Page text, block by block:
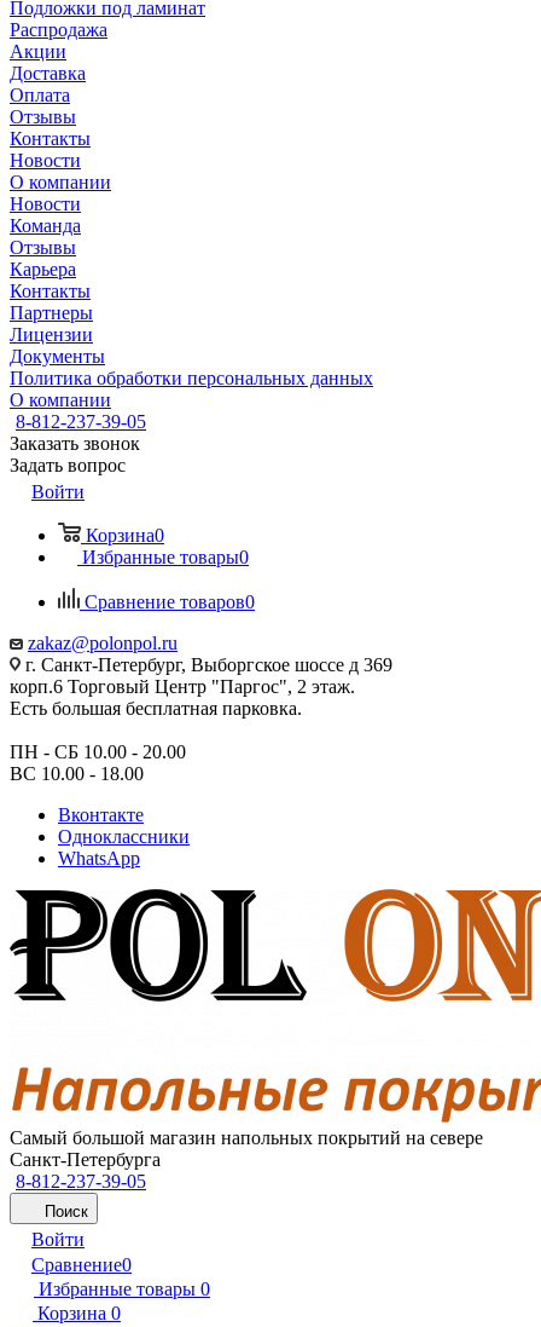
Подложки под ламинат
Распродажа
Акции
Доставка
Оплата
Отзывы
Контакты
Новости
О компании
Новости
Команда
Отзывы
Карьера
Контакты
Партнеры
Лицензии
Документы
Политика обработки персональных данных
О компании
8-812-237-39-05
Заказать звонок
Задать вопрос
Войти
Корзина0
Избранные товары0
Сравнение товаров0
zakaz@polonpol.ru
г. Санкт-Петербург, Выборгское шоссе д 369
корп.6 Торговый Центр "Паргос", 2 этаж.
Есть большая бесплатная парковка.
ПН - СБ 10.00 - 20.00
ВС 10.00 - 18.00
Вконтакте
Одноклассники
WhatsApp
Самый большой магазин напольных покрытий на севере
Санкт-Петербурга
8-812-237-39-05
Поиск
Войти
Сравнение0
Избранные товары 0
Корзина 0